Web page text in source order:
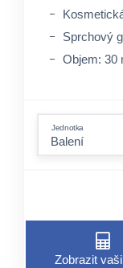
Sprchový
Objem: 30
Jednotka
Zobrazit